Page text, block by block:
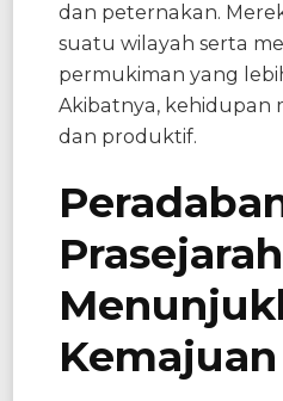
dan peternakan.
suatu wilayah serta
permukiman yang
Akibatnya, kehidupan
dan produktif.
Prasejarah